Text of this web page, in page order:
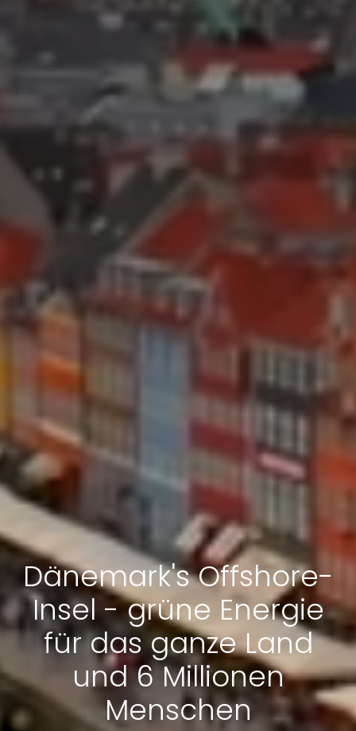
Dänemark's Offshore-
Insel - grüne Energie
für das ganze Land
und 6 Millionen
Menschen